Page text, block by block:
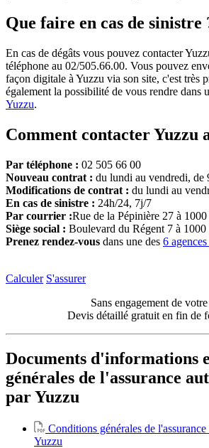
Que faire en cas de sinistre
En cas de dégâts vous pouvez contacter
téléphone au 02/505.66.00. Vous pouvez
façon digitale à Yuzzu via son site, c'est très
également la possibilité de vous rendre dans
Yuzzu.
Comment contacter Yuzzu
Par téléphone : 02 505 66 00
Nouveau contrat : du lundi au vendredi, de
Modifications de contrat : du lundi au
En cas de sinistre : 24h/24, 7j/7
Par courrier :Rue de la Pépinière 27 à
Siège social : Boulevard du Régent 7 à
Prenez rendez-vous dans une des 6
Calculer S'assurer
Sans engagement de
Devis détaillé gratuit en fin de
Documents d'informations
générales de l'assurance
par Yuzzu
Conditions générales de
Yuzzu